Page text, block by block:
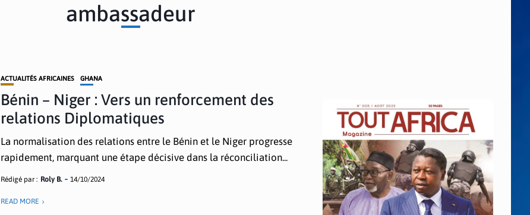
ambassadeur
ACTUALITÉS AFRICAINES GHANA
Bénin – Niger : Vers un renforcement des
relations Diplomatiques
La normalisation des relations entre le Bénin et le Niger progresse
rapidement, marquant une étape décisive dans la réconciliation...
Rédigé par : Roly B. 14/10/2024
READ MORE